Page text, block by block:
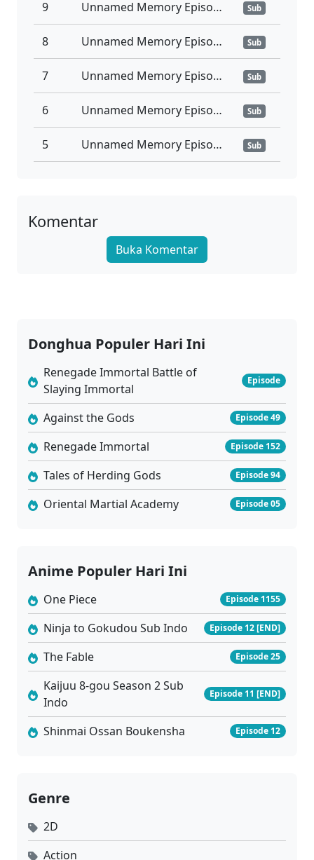
9 Unnamed Memory Episode 9 Subtitle Indonesia Sub
8 Unnamed Memory Episode 8 Subtitle Indonesia Sub
7 Unnamed Memory Episode 7 Subtitle Indonesia Sub
6 Unnamed Memory Episode 6 Subtitle Indonesia Sub
5 Unnamed Memory Episode 5 Subtitle Indonesia Sub
Komentar
Buka Komentar
Donghua Populer Hari Ini
Renegade Immortal Battle of
Slaying Immortal
Episode
Against the Gods Episode 49
Renegade Immortal Episode 152
Tales of Herding Gods Episode 94
Oriental Martial Academy Episode 05
Anime Populer Hari Ini
One Piece Episode 1155
Ninja to Gokudou Sub Indo Episode 12 [END]
The Fable Episode 25
Kaijuu 8-gou Season 2 Sub
Indo
Episode 11 [END]
Shinmai Ossan Boukensha Episode 12
Genre
2D
Action